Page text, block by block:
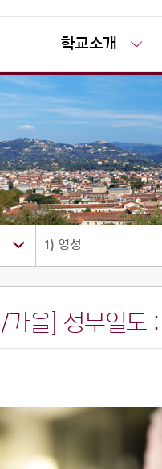
학교소개
1) 영성
가을] 성무일도